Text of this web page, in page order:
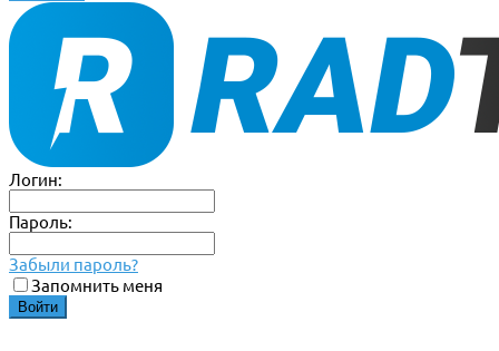
Логин:
Пароль:
Забыли пароль?
Запомнить меня